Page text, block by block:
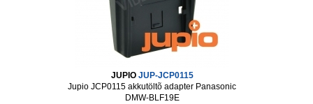
JUPIO JUP-JCP0115
Jupio JCP0115 akkutöltõ adapter Panasonic
DMW-BLF19E